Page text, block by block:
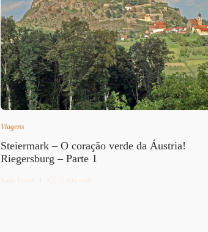
Viagens
Steiermark – O coração verde da Áustria!
Riegersburg – Parte 1
Katia Farias 2 min read